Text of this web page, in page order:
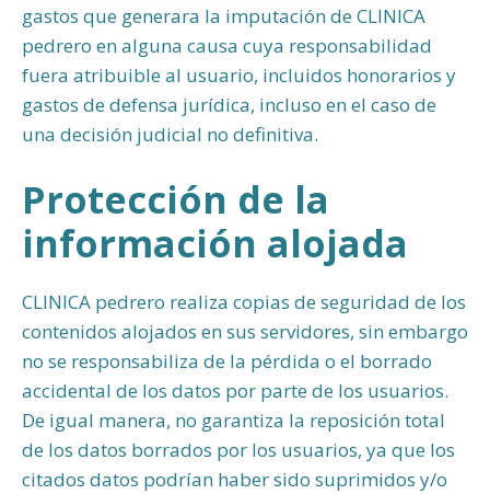
gastos que generara la imputación de CLINICA
pedrero en alguna causa cuya responsabilidad
fuera atribuible al usuario, incluidos honorarios y
gastos de defensa jurídica, incluso en el caso de
una decisión judicial no definitiva.
Protección de la
información alojada
CLINICA pedrero realiza copias de seguridad de los
contenidos alojados en sus servidores, sin embargo
no se responsabiliza de la pérdida o el borrado
accidental de los datos por parte de los usuarios.
De igual manera, no garantiza la reposición total
de los datos borrados por los usuarios, ya que los
citados datos podrían haber sido suprimidos y/o